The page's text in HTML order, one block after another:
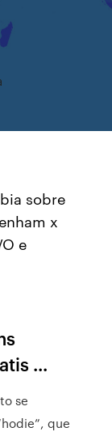
sobre
x
e
...
se
que